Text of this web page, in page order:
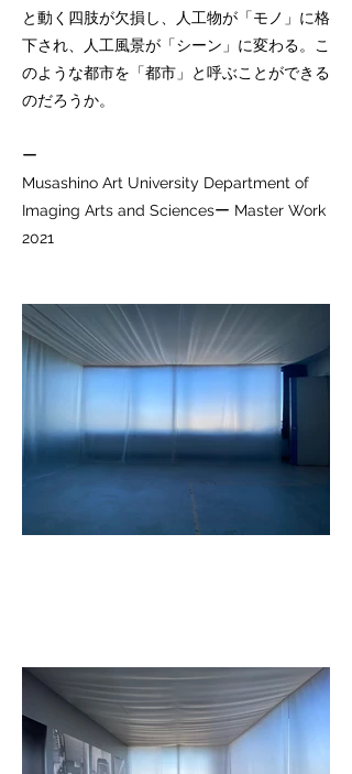
と動く四肢が欠損し、人工物が「モノ」に格
下され、人工風景が「シーン」に変わる。こ
のような都市を「都市」と呼ぶことができる
のだろうか。
ー
Musashino Art University Department of
Imaging Arts and Sciencesー Master Work
2021